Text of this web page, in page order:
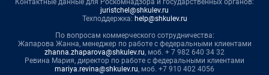
juristchel@shkulev.ru
Техподдержка: help@shkulev.ru
По вопросам коммерческого сотрудничества:
Жапарова Жанна, менеджер по работе с федеральными клиентами
zhanna.zhaparova@shkulev.ru, моб. + 7 982 640 34 32
Ревина Мария, директор по работе с федеральными клиентами
mariya.revina@shkulev.ru, моб. +7 910 402 4056